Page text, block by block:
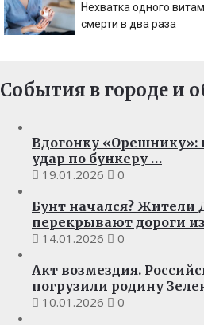
Нехватка одного
смерти в два раза
События в городе и
Вдогонку «Орешнику»:
удар по бункеру …
19.01.2026
0
Бунт начался? Жители
перекрывают дороги
14.01.2026
0
Акт возмездия.
погрузили родину
10.01.2026
0